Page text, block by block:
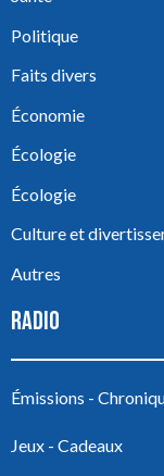
Politique
Faits divers
Économie
Écologie
Écologie
Culture et
Autres
RADIO
Émissions -
Jeux - Cadeaux